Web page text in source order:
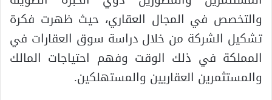
والتخصص في المجال العقاري، حيث ظهرت فكرة
تشكيل الشركة من خلال دراسة سوق العقارات في
المملكة في ذلك الوقت وفهم احتياجات المالك
والمستثمرين العقاريين والمستهلكين.